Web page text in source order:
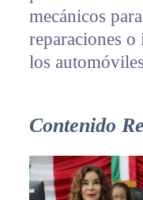
mecánicos
reparaciones
los
Contenido